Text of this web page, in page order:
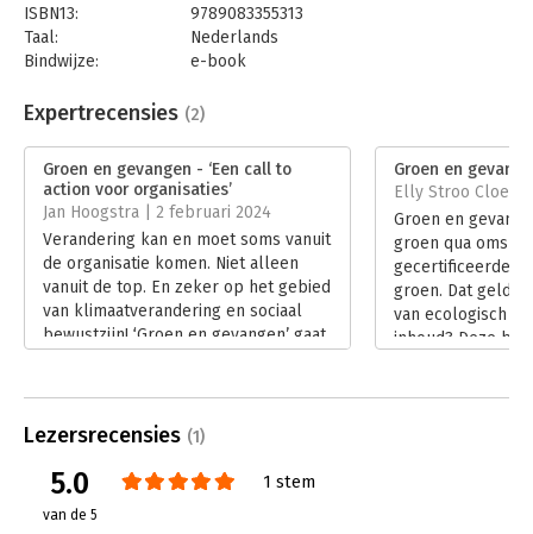
ISBN13:
9789083355313
Taal:
Nederlands
Bindwijze:
e-book
Bestandsformaat:
epub
Uitgever:
Something Else Publishing
Druk:
Verschijningsdatum:
23-12-2025
Hoofdrubriek: Mens en maatschappij
Verandermanagement
Expertrecensies (2)
Groen en gevangen - ‘Een call to
action voor organisaties’
Jan Hoogstra | 2 februari 2024
Verandering kan en moet soms vanuit
de organisatie komen. Niet alleen
vanuit de top. En zeker op het gebied
van klimaatverandering en sociaal
bewustzijn! ‘Groen en gevangen’ gaat
businessnovelle over Marieke,
productontwikkeling.
Groen en
Elly Stroo Cloeck
Groen en
groen qua
gecertificeerde
groen. Dat geldt
van ecologisch
inhoud? Deze
Lezersrecensies (1)
5.0
van de 5
1 stem